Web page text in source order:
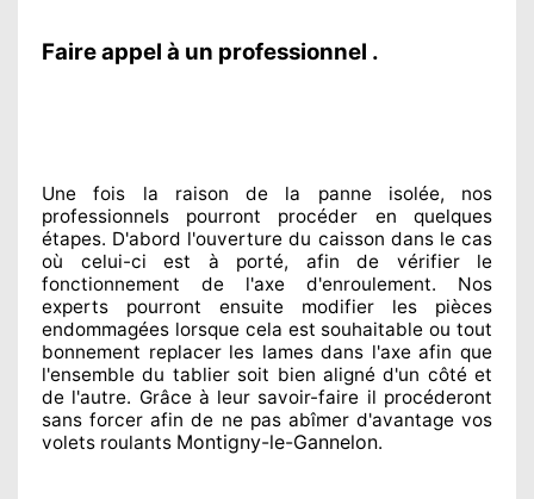
Faire appel à un professionnel .
Une fois la raison de la panne isolée, nos
professionnels pourront procéder
en quelques
étapes. D'abord l'ouverture du caisson dans le cas
où celui-ci est à porté, afin de vérifier le
fonctionnement de l'axe d'enroulement. Nos
experts pourront ensuite modifier les pièces
endommagées lorsque cela est souhaitable ou tout
bonnement replacerles lames dans l'axe afin que
l'ensemble du tablier soit bien aligné d'un côté et
de l'autre. Grâce à leur savoir-faire il procéderont
sans forcer afin de ne pas abîmerd'avantage vos
volets roulants Montigny-le-Gannelon.